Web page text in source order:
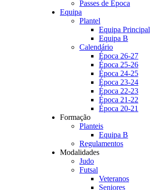
Passes de Época
Equipa
Plantel
Equipa Principal
Equipa B
Calendário
Época 26-27
Época 25-26
Época 24-25
Época 23-24
Época 22-23
Época 21-22
Época 20-21
Formação
Planteis
Equipa B
Regulamentos
Modalidades
Judo
Futsal
Veteranos
Seniores